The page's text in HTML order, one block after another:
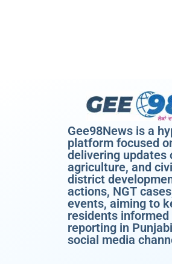
Gee98News is a
platform focused
delivering updates
agriculture, and
district
actions, NGT
events, aiming to
residents
reporting in
social media